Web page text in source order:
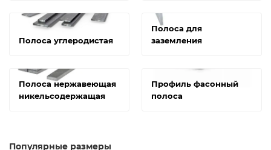
Полоса углеродистая
Полоса для
заземления
Полоса нержавеющая
никельсодержащая
Профиль фасонный
полоса
Популярные размеры